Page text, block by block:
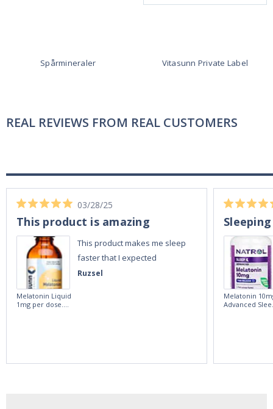
Spårmineraler Vitasunn Private Label
REAL REVIEWS FROM REAL CUSTOMERS
Ruzsel
03/28/25
This product is amazing
This product makes me sleep
faster that I expected
Melatonin Liquid
1mg per dose.
Melatonin
Advanced